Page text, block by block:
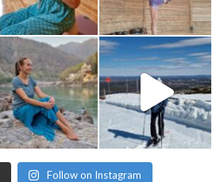
Follow on Instagram